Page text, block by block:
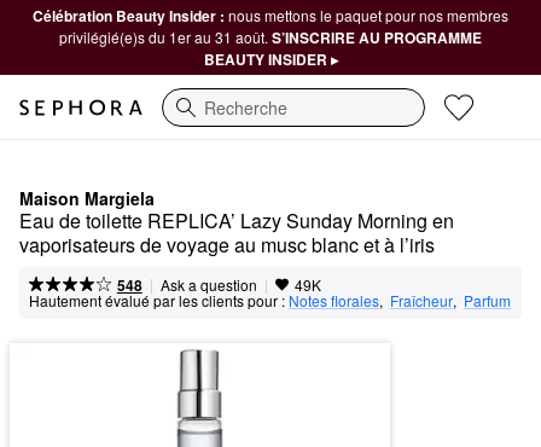
Célébration Beauty Insider : nous mettons le paquet pour nos membres
privilégié(e)s du 1er au 31 août. S’INSCRIRE AU PROGRAMME
BEAUTY INSIDER ▸
Recherche
Maison Margiela
Eau de toilette REPLICA’ Lazy Sunday Morning en
vaporisateurs de voyage au musc blanc et à l’iris
548 | Ask a question | 49K
Hautement évalué par les clients pour : Notes florales, Fraîcheur, Parfum